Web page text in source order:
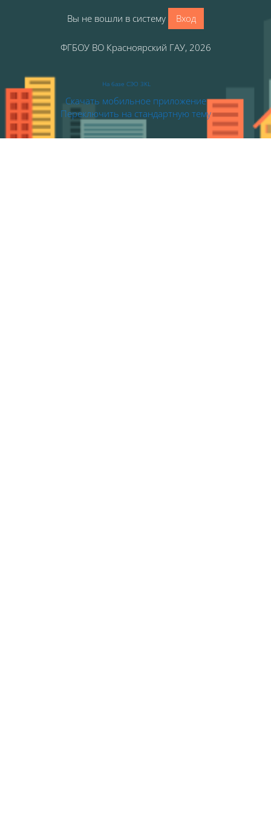
Вы не вошли в систему Вход
ФГБОУ ВО Красноярский ГАУ, 2026
На базе СЭО 3KL
Скачать мобильное приложение
Переключить на стандартную тему